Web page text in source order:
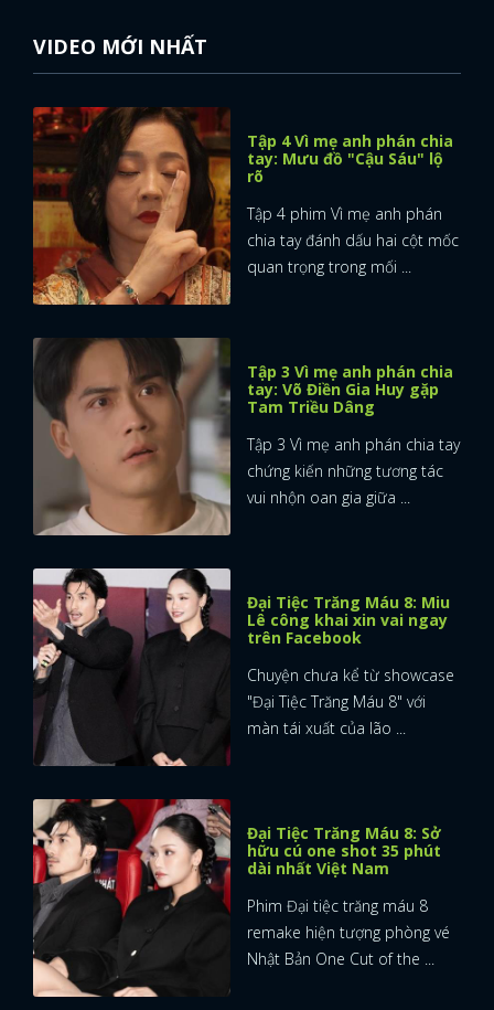
VIDEO MỚI NHẤT
Tập 4 Vì mẹ anh phán chia
tay: Mưu đồ "Cậu Sáu" lộ
rõ
Tập 4 phim Vì mẹ anh phán
chia tay đánh dấu hai cột mốc
quan trọng trong mối ...
Tập 3 Vì mẹ anh phán chia
tay: Võ Điền Gia Huy gặp
Tam Triều Dâng
Tập 3 Vì mẹ anh phán chia tay
chứng kiến những tương tác
vui nhộn oan gia giữa ...
Đại Tiệc Trăng Máu 8: Miu
Lê công khai xin vai ngay
trên Facebook
Chuyện chưa kể từ showcase
"Đại Tiệc Trăng Máu 8" với
màn tái xuất của lão ...
Đại Tiệc Trăng Máu 8: Sở
hữu cú one shot 35 phút
dài nhất Việt Nam
Phim Đại tiệc trăng máu 8
remake hiện tượng phòng vé
Nhật Bản One Cut of the ...